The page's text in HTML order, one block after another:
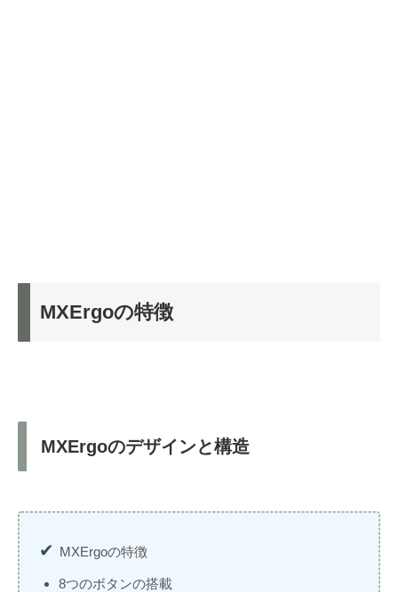
MXErgoの特徴
MXErgoのデザインと構造
MXErgoの特徴
8つのボタンの搭載